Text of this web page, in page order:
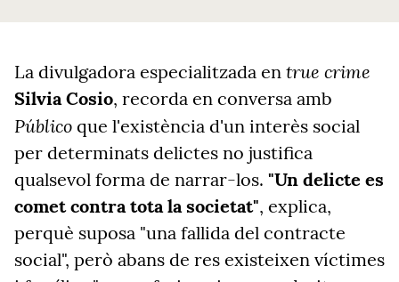
La divulgadora especialitzada en true crime
Silvia Cosio, recorda en conversa amb
Público que l'existència d'un interès social
per determinats delictes no justifica
qualsevol forma de narrar-los. "Un delicte es
comet contra tota la societat", explica,
perquè suposa "una fallida del contracte
social", però abans de res existeixen víctimes